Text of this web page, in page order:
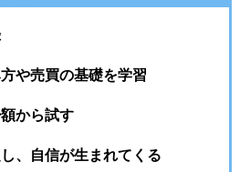
や売買の基礎を学習
から試す
、自信が生まれてくる